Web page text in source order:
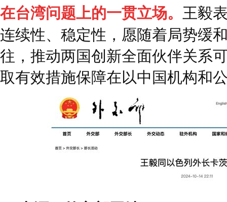
在台湾问题上的一贯立场。 王毅
连续性、稳定性，愿随着局势缓
往，推动两国创新全面伙伴关系
取有效措施保障在以中国机构和